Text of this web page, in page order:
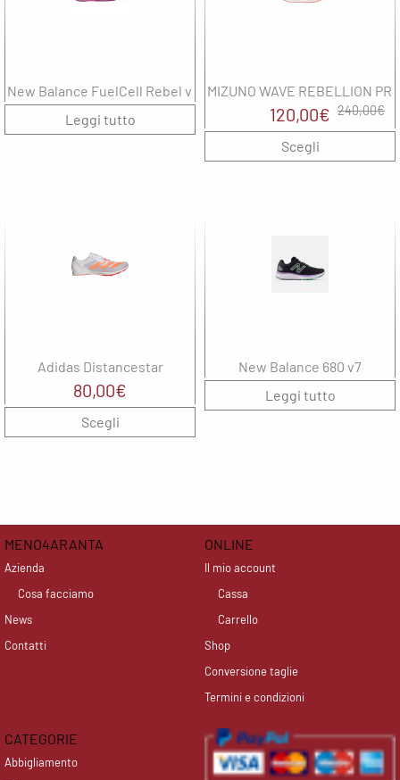
New Balance FuelCell Rebel v5
Leggi tutto
MIZUNO WAVE REBELLION
240,00€
Il
prezzo
originale
120,00€ Il
attuale
Scegli
Adidas Distancestar
80,00€
Scegli
New Balance 680 v7
Leggi tutto
MENO4ARANTA
Azienda
Cosa facciamo
News
Contatti
ONLINE
Il mio account
Cassa
Carrello
Shop
Conversione taglie
Termini e condizioni
CATEGORIE
Abbigliamento